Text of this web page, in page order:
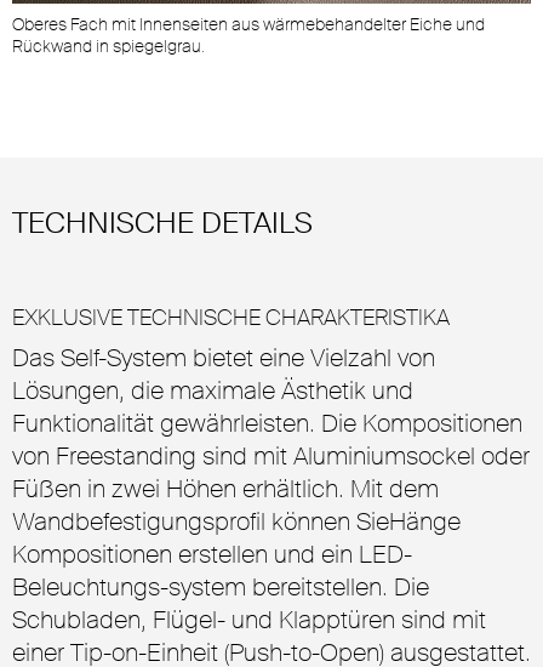
Oberes Fach mit Innenseiten aus wärmebehandelter Eiche und
Rückwand in spiegelgrau.
TECHNISCHE DETAILS
EXKLUSIVE TECHNISCHE CHARAKTERISTIKA
Das Self-System bietet eine Vielzahl von
Lösungen, die maximale Ästhetik und
Funktionalität gewährleisten. Die Kompositionen
von Freestanding sind mit Aluminiumsockel oder
Füßen in zwei Höhen erhältlich. Mit dem
Wandbefestigungsprofil können SieHänge
Kompositionen erstellen und ein LED-
Beleuchtungs-system bereitstellen. Die
Schubladen, Flügel- und Klapptüren sind mit
einer Tip-on-Einheit (Push-to-Open) ausgestattet.